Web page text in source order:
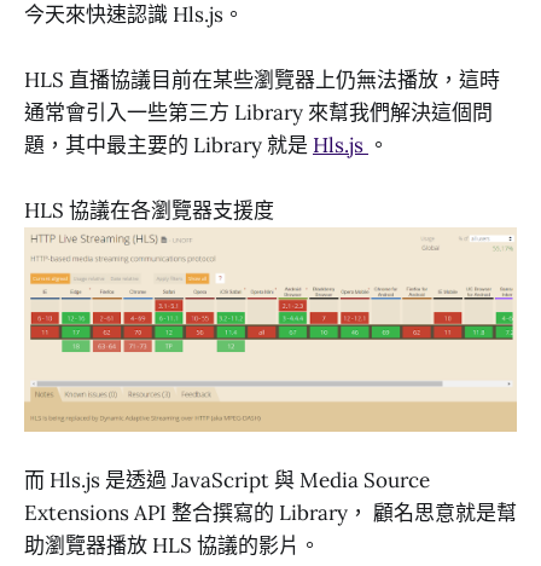
今天來快速認識 Hls.js。
HLS 直播協議目前在某些瀏覽器上仍無法播放，這時
通常會引入一些第三方 Library 來幫我們解決這個問
題，其中最主要的 Library 就是 Hls.js 。
HLS 協議在各瀏覽器支援度
而 Hls.js 是透過 JavaScript 與 Media Source
Extensions API 整合撰寫的 Library， 顧名思意就是幫
助瀏覽器播放 HLS 協議的影片。